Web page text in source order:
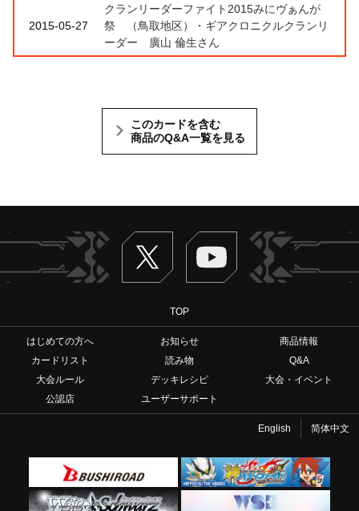
2015-05-27
クランリーダーファイト2015みにヴぁんが
祭 （鳥取地区）・ギアクロニクルクランリ
ーダー 廣山 倫生さん
このカードを含む
商品のQ&A一覧を見る
Twitter ヴァンガードch
TOP
はじめての方へ お知らせ
商品情報
カードリスト
読み物
Q&A
大会ルール
デッキレシピ
大会・イベント
公認店
ユーザーサポート
English 简体中文